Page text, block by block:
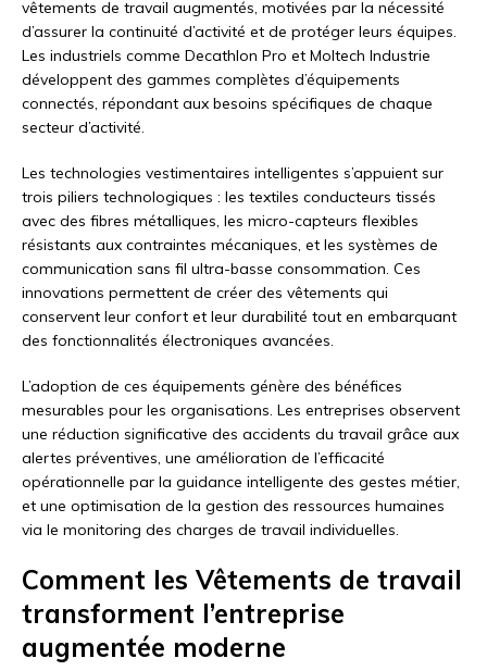
vêtements de travail augmentés, motivées par la nécessité
d’assurer la continuité d’activité et de protéger leurs équipes.
Les industriels comme Decathlon Pro et Moltech Industrie
développent des gammes complètes d’équipements
connectés, répondant aux besoins spécifiques de chaque
secteur d’activité.
Les technologies vestimentaires intelligentes s’appuient sur
trois piliers technologiques : les textiles conducteurs tissés
avec des fibres métalliques, les micro-capteurs flexibles
résistants aux contraintes mécaniques, et les systèmes de
communication sans fil ultra-basse consommation. Ces
innovations permettent de créer des vêtements qui
conservent leur confort et leur durabilité tout en embarquant
des fonctionnalités électroniques avancées.
L’adoption de ces équipements génère des bénéfices
mesurables pour les organisations. Les entreprises observent
une réduction significative des accidents du travail grâce aux
alertes préventives, une amélioration de l’efficacité
opérationnelle par la guidance intelligente des gestes métier,
et une optimisation de la gestion des ressources humaines
via le monitoring des charges de travail individuelles.
Comment les Vêtements de travail
transforment l’entreprise
augmentée moderne